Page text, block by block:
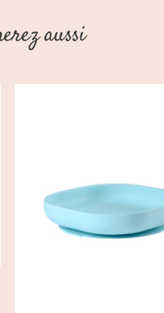
aussi
CHOIX DES OPTIONS